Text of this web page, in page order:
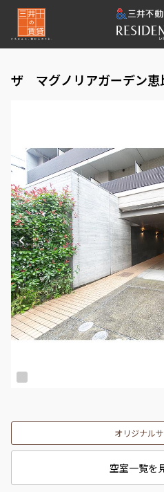
ザ マグノリアガーデン恵
オリジナル
空室一覧を